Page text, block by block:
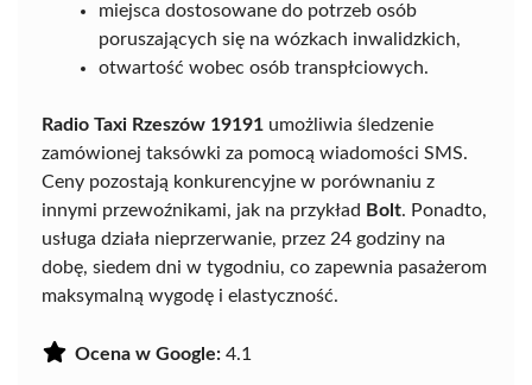
miejsca dostosowane do potrzeb osób
poruszających się na wózkach inwalidzkich,
otwartość wobec osób transpłciowych.
Radio Taxi Rzeszów 19191 umożliwia śledzenie
zamówionej taksówki za pomocą wiadomości SMS.
Ceny pozostają konkurencyjne w porównaniu z
innymi przewoźnikami, jak na przykład Bolt. Ponadto,
usługa działa nieprzerwanie, przez 24 godziny na
dobę, siedem dni w tygodniu, co zapewnia pasażerom
maksymalną wygodę i elastyczność.
Ocena w Google: 4.1